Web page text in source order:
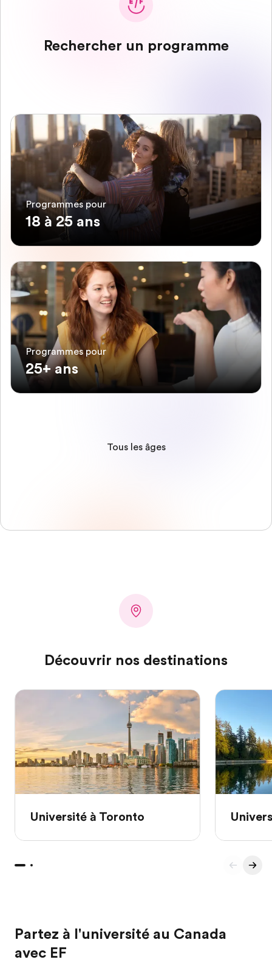
Rechercher un programme
Programmes pour
18 à 25 ans
Programmes pour
25+ ans
Tous les âges
Découvrir nos destinations
Université à Toronto
Partez à l'université au Canada
avec EF